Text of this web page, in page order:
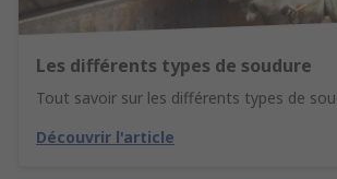
Les différents types de soudure
Tout savoir sur les différents types de
Découvrir l'article